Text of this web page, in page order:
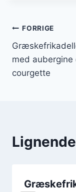
FORRIGE
med aubergine
courgette